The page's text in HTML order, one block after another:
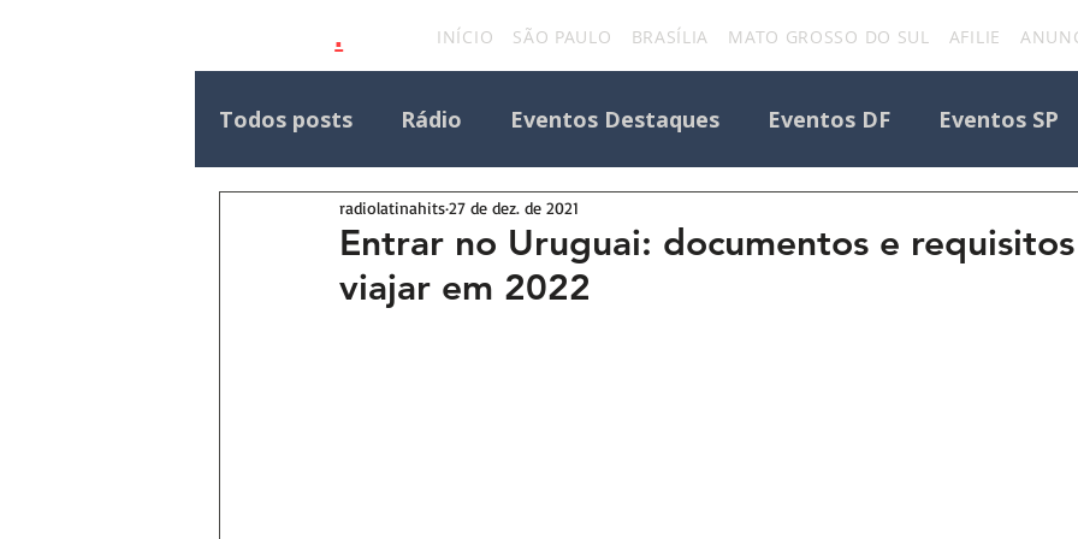
INÍCIO SÃO PAULO BRASÍLIA MATO GROSSO DO SUL AFILIE
.
Todos posts Rádio Eventos Destaques Eventos DF Eventos SP
Eventos Outras Regiões Todos os Eventos
Destaque Principal Site Eventos
Entrar no Uruguai: documentos e
viajar em 2022
radiolatinahits27 de dez. de 2021